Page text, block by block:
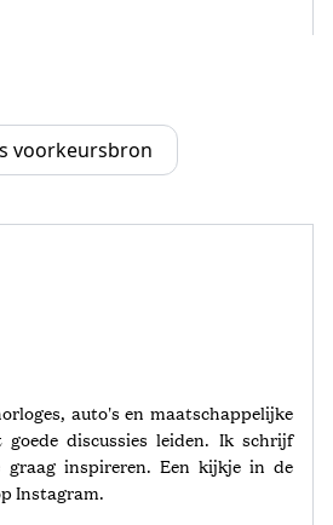
voorkeursbron
auto's en maatschappelijke
discussies leiden. Ik schrijf
inspireren. Een kijkje in de
Instagram.